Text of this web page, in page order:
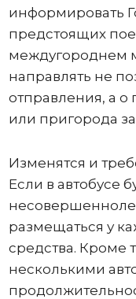
информировать
предстоящих
междугороднем
направлять не
отправления, а о
или пригорода за
Изменятся и
Если в автобусе
размещаться у
средства. Кроме
несколькими